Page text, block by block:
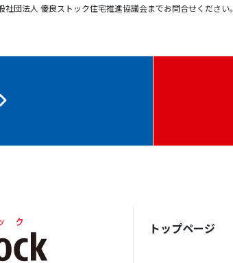
団法人 優良ストック住宅推進協議会までお問合せください。
トップページ